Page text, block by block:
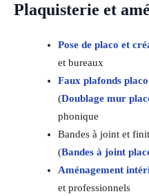
Plaquisterie et
Pose de placo et
et bureaux
Faux plafonds placo
(Doublage mur
phonique
Bandes à joint et
(Bandes à joint
Aménagement
et professionnels